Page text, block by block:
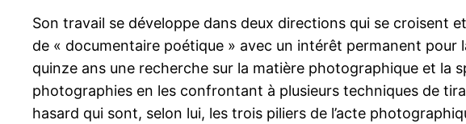
Son travail se développe dans deux directions qui se croisent
de « documentaire poétique » avec un intérêt permanent
quinze ans une recherche sur la matière photographique et la
photographies en les confrontant à plusieurs techniques de
hasard qui sont, selon lui, les trois piliers de l’acte